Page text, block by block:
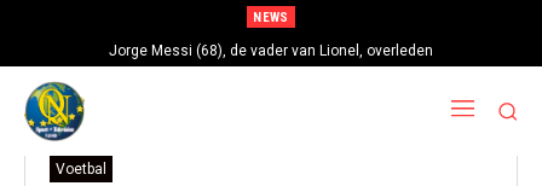
NEWS
Jorge Messi (68), de vader van Lionel, overleden
Voetbal